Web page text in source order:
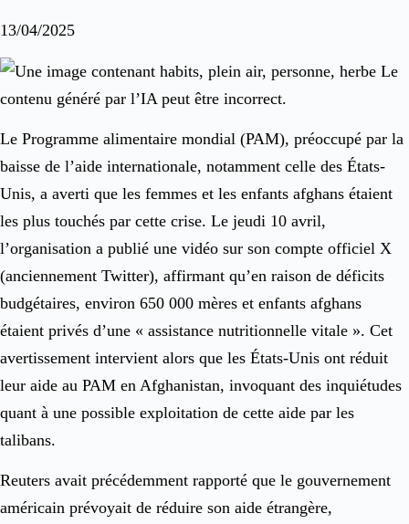
13/04/2025
Le Programme alimentaire mondial (PAM), préoccupé par la
baisse de l’aide internationale, notamment celle des États-
Unis, a averti que les femmes et les enfants afghans étaient
les plus touchés par cette crise. Le jeudi 10 avril,
l’organisation a publié une vidéo sur son compte officiel X
(anciennement Twitter), affirmant qu’en raison de déficits
budgétaires, environ 650 000 mères et enfants afghans
étaient privés d’une « assistance nutritionnelle vitale ». Cet
avertissement intervient alors que les États-Unis ont réduit
leur aide au PAM en Afghanistan, invoquant des inquiétudes
quant à une possible exploitation de cette aide par les
talibans.
Reuters avait précédemment rapporté que le gouvernement
américain prévoyait de réduire son aide étrangère,